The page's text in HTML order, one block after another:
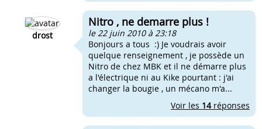
drost
Nitro , ne demarre plus !
le 22 juin 2010 à 23:18
Bonjours a tous :) Je voudrais avoir
quelque renseignement , je possède un
Nitro de chez MBK et il ne démarre plus
a l'électrique ni au Kike pourtant : j'ai
changer la bougie , un mécano m'a...
Voir les 14réponses